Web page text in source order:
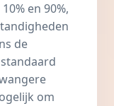
en 90%,
de
om